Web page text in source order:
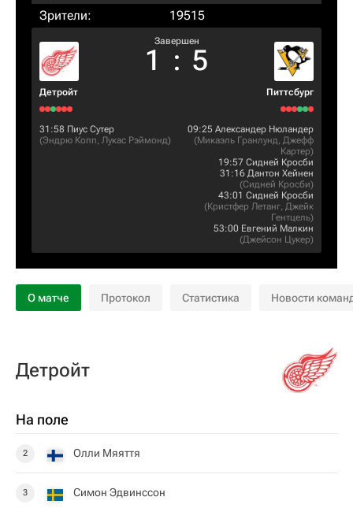
Зрители:
19515
Детройт
Завершен
1 : 5
Питтсбург
31:58 Пиус Сутер
(Эндрю Копп, Лукас Рэймонд)
09:25 Александер Нюландер
(Микаэль Гранлунд, Джефф
Картер)
19:57 Сидней Кросби
31:16 Дантон Хейнен
(Сидней Кросби)
43:01 Сидней Кросби
(Кристфер Летанг, Джейк
Гентцель)
53:00 Евгений Малкин
(Джейсон Цукер)
О матче Протокол Статистика Новости
Детройт
На поле
2 Олли Мяяття
3 Симон Эдвинссон